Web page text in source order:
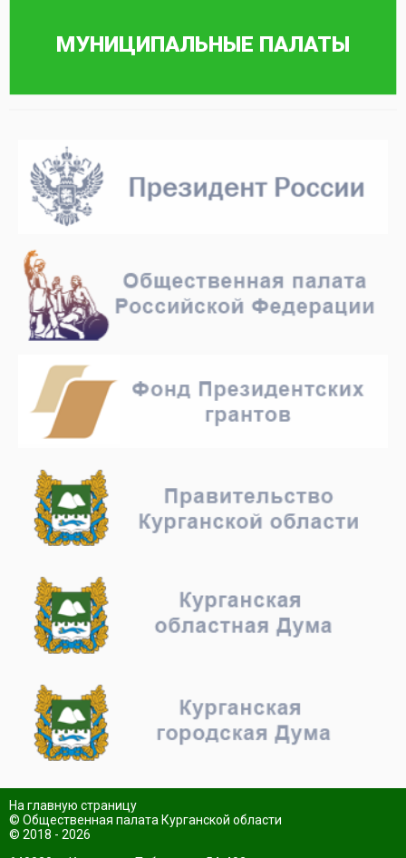
На главную страницу
© Общественная палата Курганской области
© 2018 - 2026